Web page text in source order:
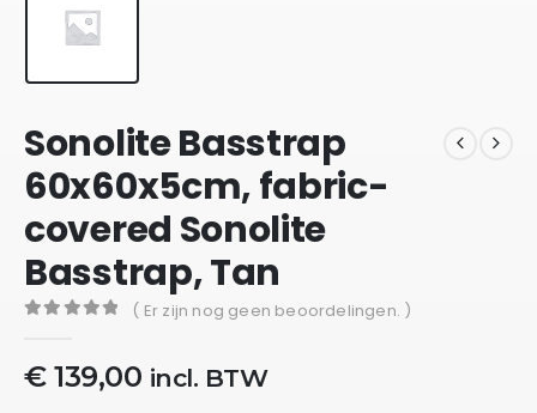
Sonolite Basstrap
60x60x5cm, fabric-
covered Sonolite
Basstrap, Tan
( Er zijn nog geen beoordelingen. )
€139,00 incl. BTW